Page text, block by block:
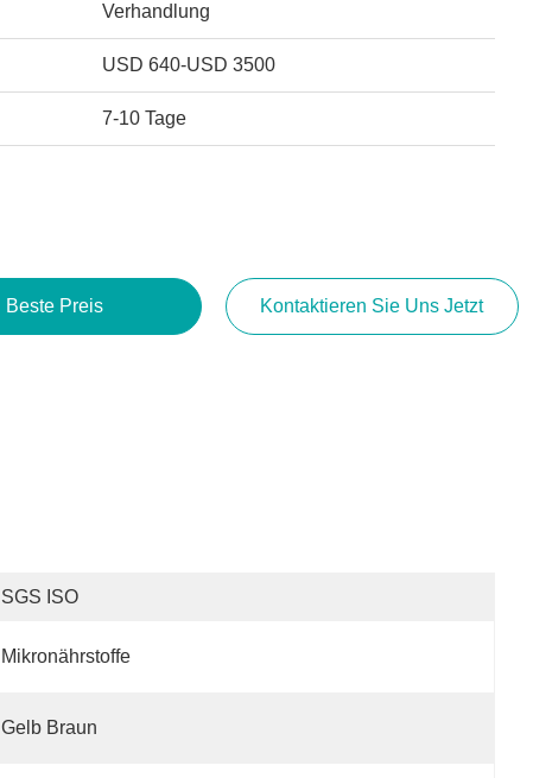
Verhandlung
USD 640-USD 3500
7-10 Tage
Beste Preis Kontaktieren Sie Uns Jetzt
SGS ISO
Mikronährstoffe
Gelb Braun